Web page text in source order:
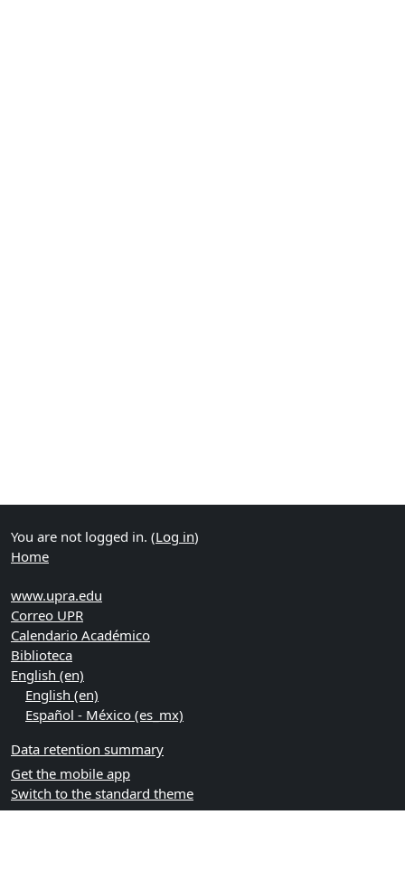
You are not logged in. (Log in)
Home
www.upra.edu
Correo UPR
Calendario Académico
Biblioteca
English ‎(en)‎
English ‎(en)‎
Español - México ‎(es_mx)‎
Data retention summary
Get the mobile app
Switch to the standard theme